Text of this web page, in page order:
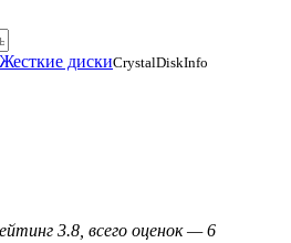
Жесткие дискиCrystalDiskInfo
3.8, всего оценок — 6